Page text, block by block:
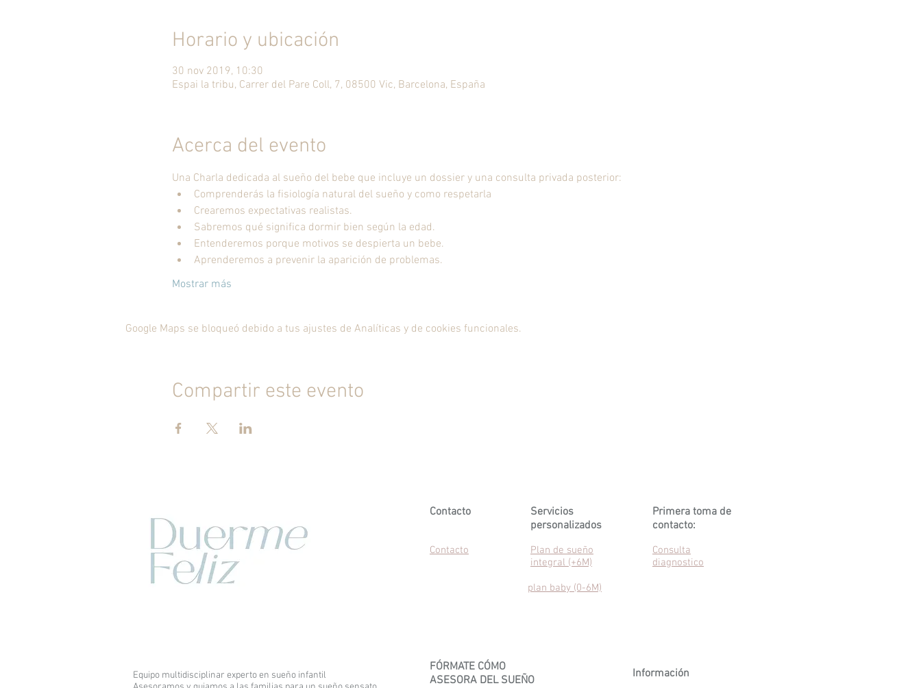
Horario y ubicación
30 nov 2019, 10:30
Espai la tribu, Carrer del Pare Coll, 7, 08500 Vic, Barcelona, España
Acerca del evento
Una Charla dedicada al sueño del bebe que incluye un dossier y una consulta privada posterior:
Mostrar más
Google Maps se bloqueó debido a tus ajustes de Analíticas y de cookies funcionales.
Compartir este evento
Equipo multidisciplinar experto en sueño infantil
Contacto
Contacto
Servicios
personalizados
Plan de sueño
integral (+6M)
Primera toma de
contacto:
Consulta
diagnostico
plan baby (0-6M)
FÓRMATE CÓMO
ASESORA DEL SUEÑO
Información